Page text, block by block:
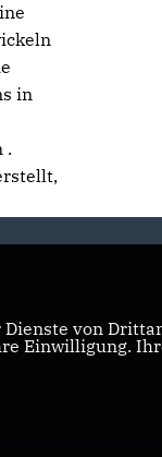
in
.
von
Einwilligung.